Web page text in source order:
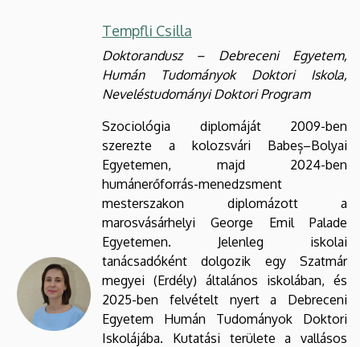
Tempfli Csilla
Doktorandusz – Debreceni Egyetem,
Humán Tudományok Doktori Iskola,
Neveléstudományi Doktori Program
Szociológia diplomáját 2009-ben
szerezte a kolozsvári Babeș–Bolyai
Egyetemen, majd 2024-ben
humánerőforrás-menedzsment
mesterszakon diplomázott a
marosvásárhelyi George Emil Palade
Egyetemen. Jelenleg iskolai
tanácsadóként dolgozik egy Szatmár
megyei (Erdély) általános iskolában, és
2025-ben felvételt nyert a Debreceni
Egyetem Humán Tudományok Doktori
Iskolájába. Kutatási területe a vallásos